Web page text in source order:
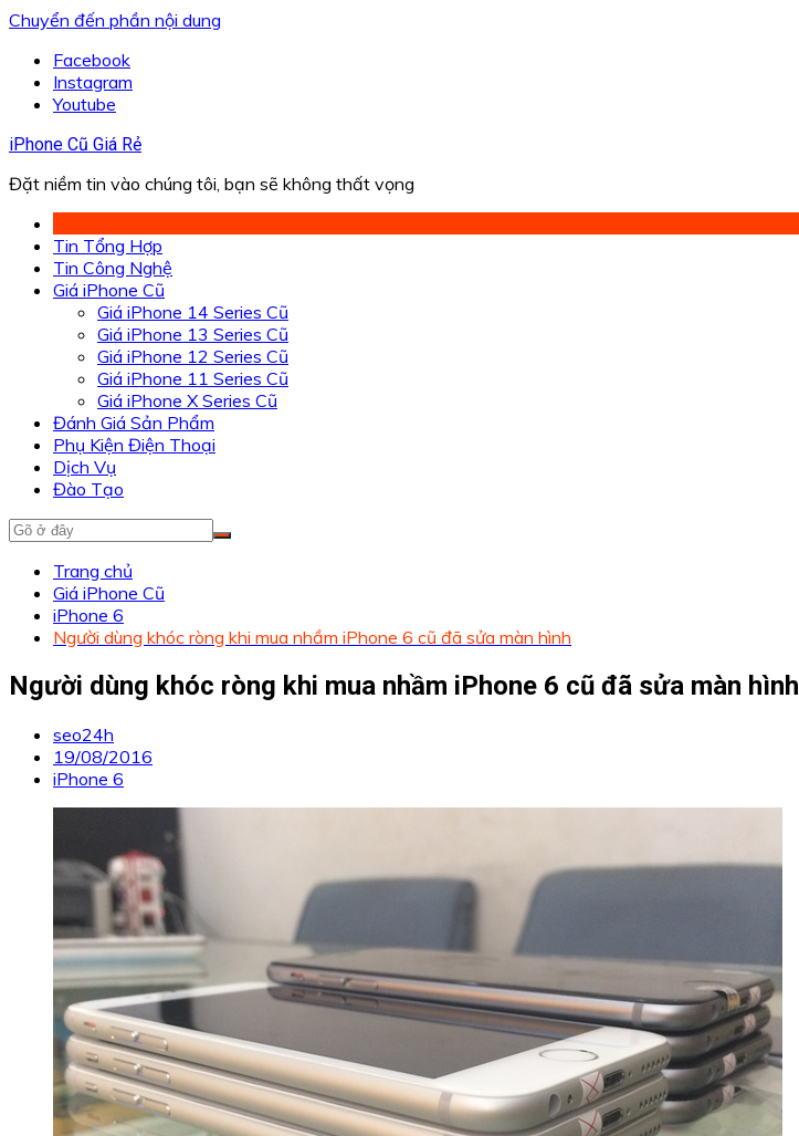
Chuyển đến phần nội dung
Facebook
Instagram
Youtube
iPhone Cũ Giá Rẻ
Đặt niềm tin vào chúng tôi, bạn sẽ không thất vọng
Tin Tổng Hợp
Tin Công Nghệ
Giá iPhone Cũ
Giá iPhone 14 Series Cũ
Giá iPhone 13 Series Cũ
Giá iPhone 12 Series Cũ
Giá iPhone 11 Series Cũ
Giá iPhone X Series Cũ
Đánh Giá Sản Phẩm
Phụ Kiện Điện Thoại
Dịch Vụ
Đào Tạo
Trang chủ
Giá iPhone Cũ
iPhone 6
Người dùng khóc ròng khi mua nhầm iPhone 6 cũ đã sửa màn hình
Người dùng khóc ròng khi mua nhầm iPhone 6 cũ đã sửa màn hình
seo24h
19/08/2016
iPhone 6